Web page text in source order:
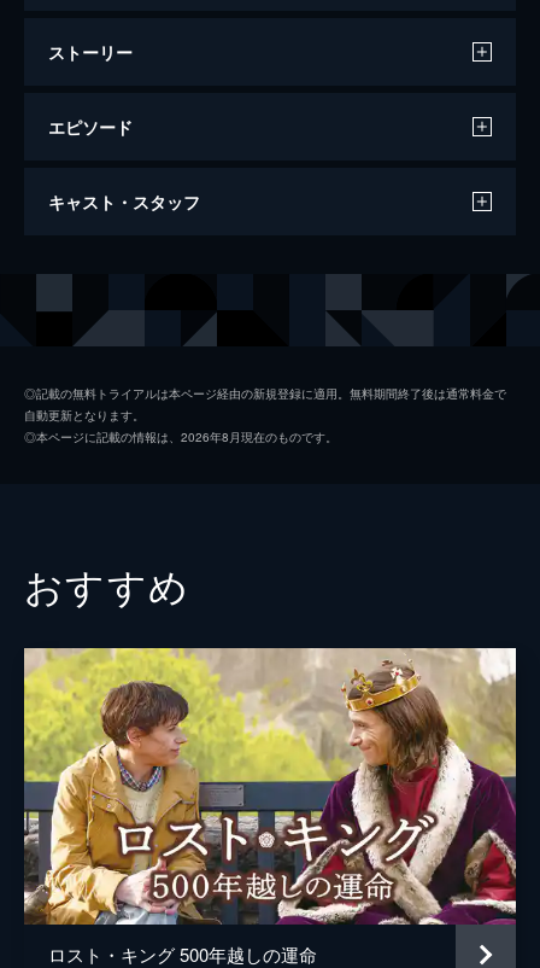
ストーリー
エピソード
ビッグ・リトル・ファーム 理想の暮らし
キャスト・スタッフ
モリー・チェスター
脚本
◎記載の無料トライアルは本ページ経由の新規登録に適用。無料期間終了後は通常料金で
自動更新となります。
◎本ページに記載の情報は、2026年8月現在のものです。
おすすめ
ロスト・キング 500年越しの運命